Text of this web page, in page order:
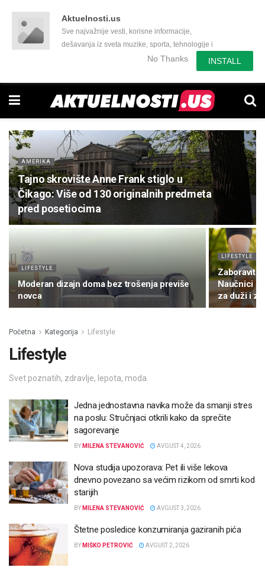
Aktuelnosti.us
Sve najvažnije vesti, korisne informacije,
dešavanja iz sveta muzike, sporta, tehnologije i
još mnogo toga zanimljivog.No Thanks INSTALL
AMERIKA
Tajno skrovište Anne Frank stiglo u
Čikago: Više od 130 originalnih predmeta
pred posetiocima
LIFESTYLE
Moderan dizajn doma bez trošenja previše
novca
LIFESTYLE
Zaboravite
Naučnici
za duži i
Početna Kategorija Lifestyle
Lifestyle
Svet poznatih, zdravlje, lepota, moda.
Jedna jednostavna navika može da smanji stres
na poslu: Stručnjaci otkrili kako da sprečite
sagorevanje
BY MILENA STEVANOVIĆ AVGUST 4, 2026
Nova studija upozorava: Pet ili više lekova
dnevno povezano sa većim rizikom od smrti kod
starijih
BY MILENA STEVANOVIĆ AVGUST 3, 2026
Štetne posledice konzumiranja gaziranih pića
BY MIŠKO PETROVIĆ AVGUST 2, 2026